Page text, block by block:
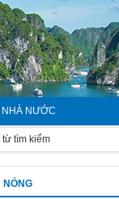
NHÀ NƯỚC
NÓNG